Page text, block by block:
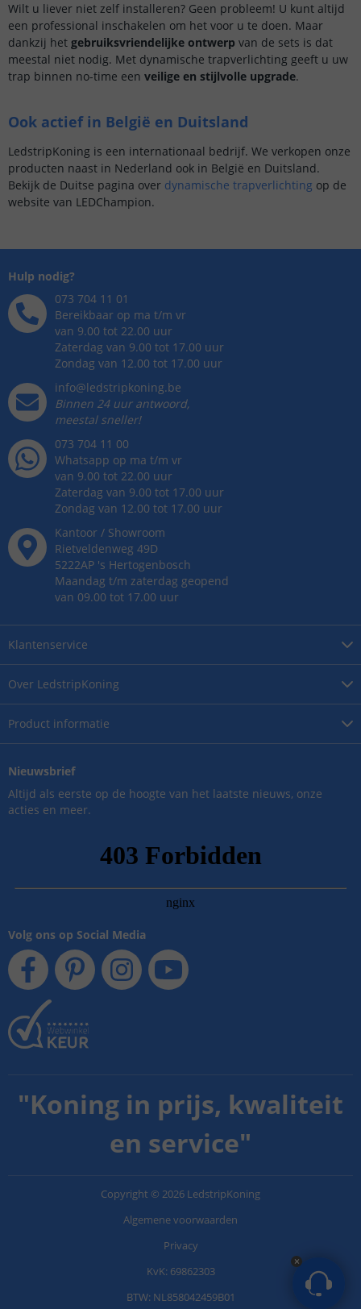
Wilt u liever niet zelf installeren? Geen probleem! U kunt altijd
een professional inschakelen om het voor u te doen. Maar
dankzij het gebruiksvriendelijke ontwerp van de sets is dat
meestal niet nodig. Met dynamische trapverlichting geeft u uw
trap binnen no-time een veilige en stijlvolle upgrade.
Ook actief in België en Duitsland
LedstripKoning is een internationaal bedrijf. We verkopen onze
producten naast in Nederland ook in België en Duitsland.
Bekijk de Duitse pagina over dynamische trapverlichting op de
website van LEDChampion.
Over LedstripKoning
Product informatie
Klantenservice
Hulp nodig?
073 704 11 01
Bereikbaar op ma t/m vr
van 9.00 tot 22.00 uur
Zaterdag van 9.00 tot 17.00 uur
Zondag van 12.00 tot 17.00 uur
info@ledstripkoning.be
Binnen 24 uur antwoord,
meestal sneller!
073 704 11 00
Whatsapp op ma t/m vr
van 9.00 tot 22.00 uur
Zaterdag van 9.00 tot 17.00 uur
Zondag van 12.00 tot 17.00 uur
Kantoor / Showroom
Rietveldenweg 49D
5222AP 's Hertogenbosch
Maandag t/m zaterdag geopend
van 09.00 tot 17.00 uur
Nieuwsbrief
Altijd als eerste op de hoogte van het laatste nieuws, onze
acties en meer.
Volg ons op Social Media
"Koning in prijs, kwaliteit
en service"
Copyright © 2026 LedstripKoning
Algemene voorwaarden
Privacy
KvK: 69862303
BTW: NL858042459B01